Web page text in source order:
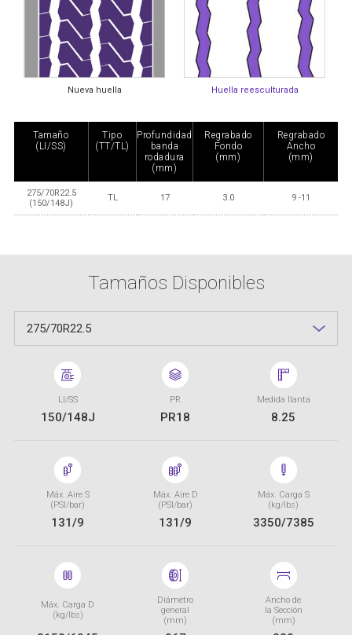
Nueva huella Huella reesculturada
Tamaño
(LI/SS)
Tipo
(TT/TL)
Profundidad
banda
rodadura
(mm)
Regrabado
Fondo
(mm)
Regrabado
Ancho
(mm)
275/70R22.5
(150/148J)
TL 17 3.0 9 -11
Tamaños Disponibles
275/70R22.5
LI/SS
150/148J
PR
PR18
Medida llanta
8.25
Máx. Aire S
(PSI/bar)
131/9
Máx. Aire D
(PSI/bar)
131/9
Máx. Carga S
(kg/lbs)
3350/7385
Máx. Carga D
(kg/lbs)
Diámetro
general
(mm)
Ancho de
la Sección
(mm)